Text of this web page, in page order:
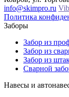
info@skimpro.ru
Политика
Заборы
Забор из
Забор из
Забор из
Сварной
Навесы и